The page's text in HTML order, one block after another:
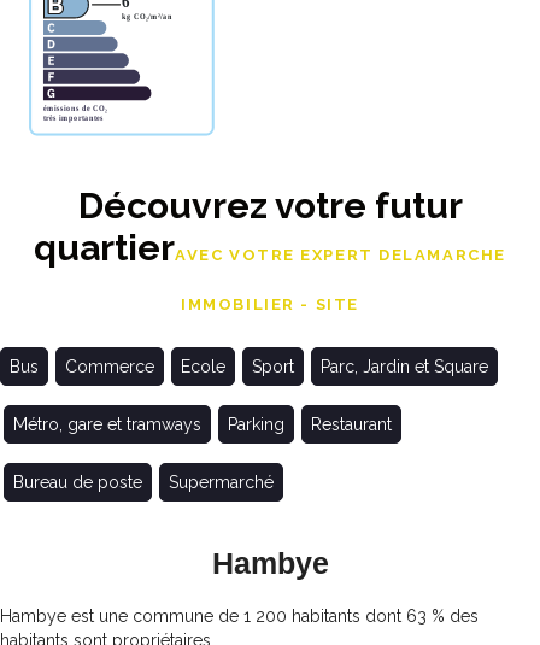
Découvrez votre futur
quartierAVEC VOTRE EXPERT DELAMARCHE
IMMOBILIER - SITE
Bus Commerce Ecole Sport Parc, Jardin et Square
Métro, gare et tramways Parking Restaurant
Bureau de poste Supermarché
Hambye
Hambye est une commune de 1 200 habitants dont 63 % des
habitants sont propriétaires.